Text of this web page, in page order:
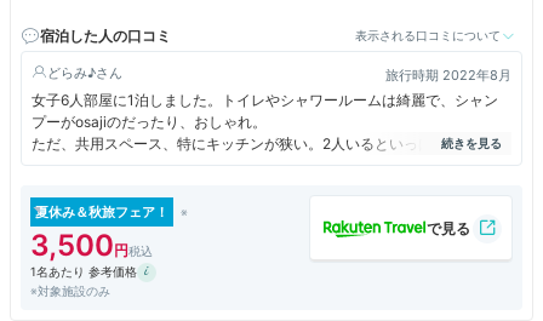
宿泊した人の口コミ
表示される口コミについて
どらみ♪ 旅行時期 2022年8月
女子6人部屋に1泊しました。トイレやシャワールームは綺麗で、シャン
プーがosajiのだったり、おしゃれ。
ただ、共用スペース、特にキッチンが狭い。2人いるといっぱい。カフェ
やバーと一体になってるので、居場所があんまりない
夏休み＆秋旅フェア！
3,500
1名あたり 参考価格
※対象施設のみ